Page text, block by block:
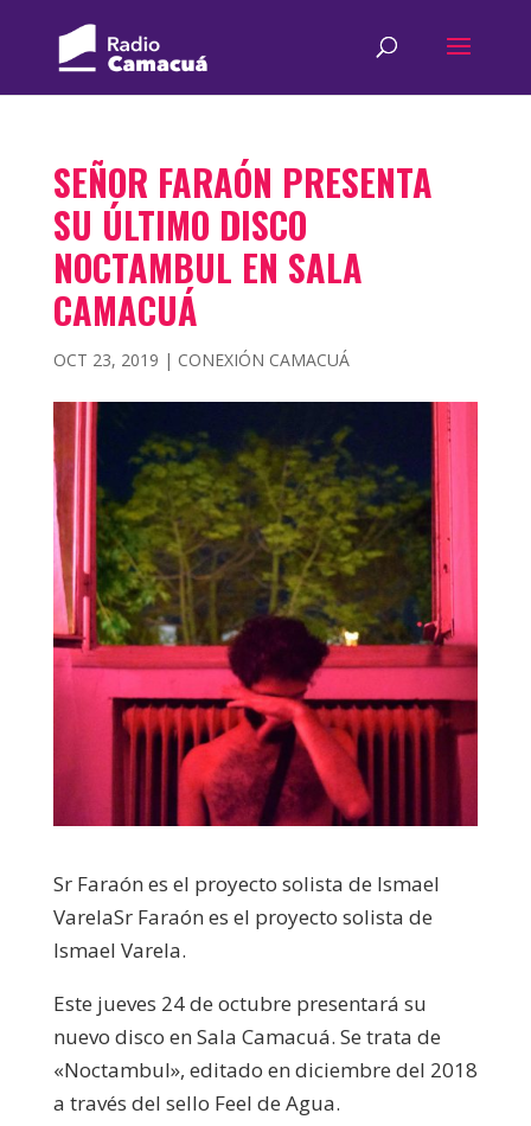
SEÑOR FARAÓN PRESENTA
SU ÚLTIMO DISCO
NOCTAMBUL EN SALA
CAMACUÁ
OCT 23, 2019 | CONEXIÓN CAMACUÁ
Sr Faraón es el proyecto solista de Ismael
VarelaSr Faraón es el proyecto solista de
Ismael Varela.
Este jueves 24 de octubre presentará su
nuevo disco en Sala Camacuá. Se trata de
«Noctambul», editado en diciembre del 2018
a través del sello Feel de Agua.